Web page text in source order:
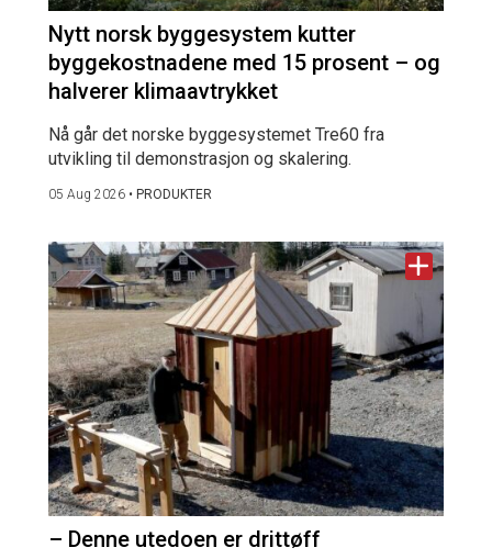
Nytt norsk byggesystem kutter
byggekostnadene med 15 prosent – og
halverer klimaavtrykket
Nå går det norske byggesystemet Tre60 fra
utvikling til demonstrasjon og skalering.
05 Aug 2026 • PRODUKTER
– Denne utedoen er drittøff